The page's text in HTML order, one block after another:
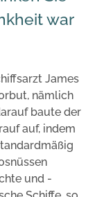
war
James
nämlich
baute der
auf, indem
und -